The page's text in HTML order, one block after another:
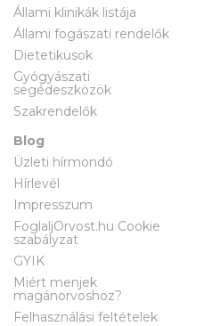
Állami klinikák listája
Állami fogászati rendelők
Dietetikusok
Gyógyászati
segédeszközök
Szakrendelők
Blog
Üzleti hírmondó
Hírlevél
Impresszum
FoglaljOrvost.hu Cookie
szabályzat
GYIK
Miért menjek
magánorvoshoz?
Felhasználási feltételek